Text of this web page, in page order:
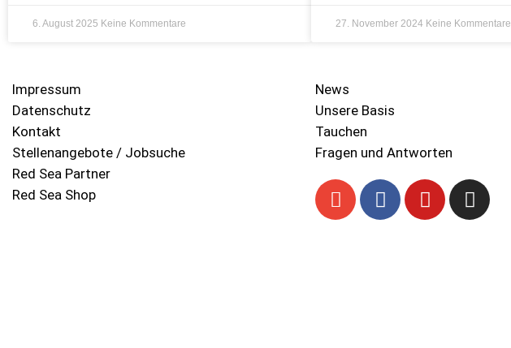
6. August 2025 Keine Kommentare 27. November 2024 Keine Kommentare
Impressum
Datenschutz
Kontakt
Stellenangebote / Jobsuche
Red Sea Partner
Red Sea Shop
News
Unsere Basis
Tauchen
Fragen und Antworten